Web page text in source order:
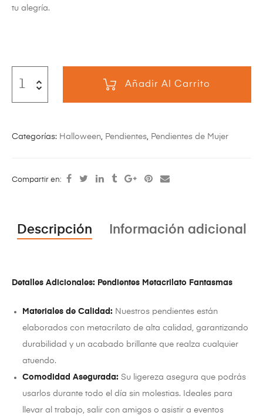
tu alegría.
Añadir Al Carrito
Categorías: Halloween Pendientes Pendientes de Mujer
Compartir en:
Descripción Información adicional
Detalles Adicionales: Pendientes Metacrilato Fantasmas
Materiales de Calidad: Nuestros pendientes están
elaborados con metacrilato de alta calidad, garantizando
durabilidad y un acabado brillante que realza cualquier
atuendo.
Comodidad Asegurada: Su ligereza asegura que podrás
usarlos durante todo el día sin molestias. Ideales para
llevar al trabajo, salir con amigos o asistir a eventos